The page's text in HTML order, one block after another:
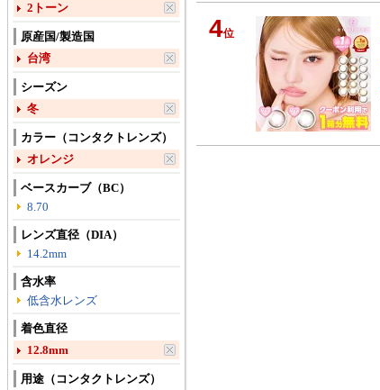
4位
2トーン
原産国/製造国
台湾
シーズン
冬
カラー（コンタクトレンズ）
オレンジ
ベースカーブ（BC）
8.70
レンズ直径（DIA）
14.2mm
含水率
低含水レンズ
着色直径
12.8mm
用途（コンタクトレンズ）